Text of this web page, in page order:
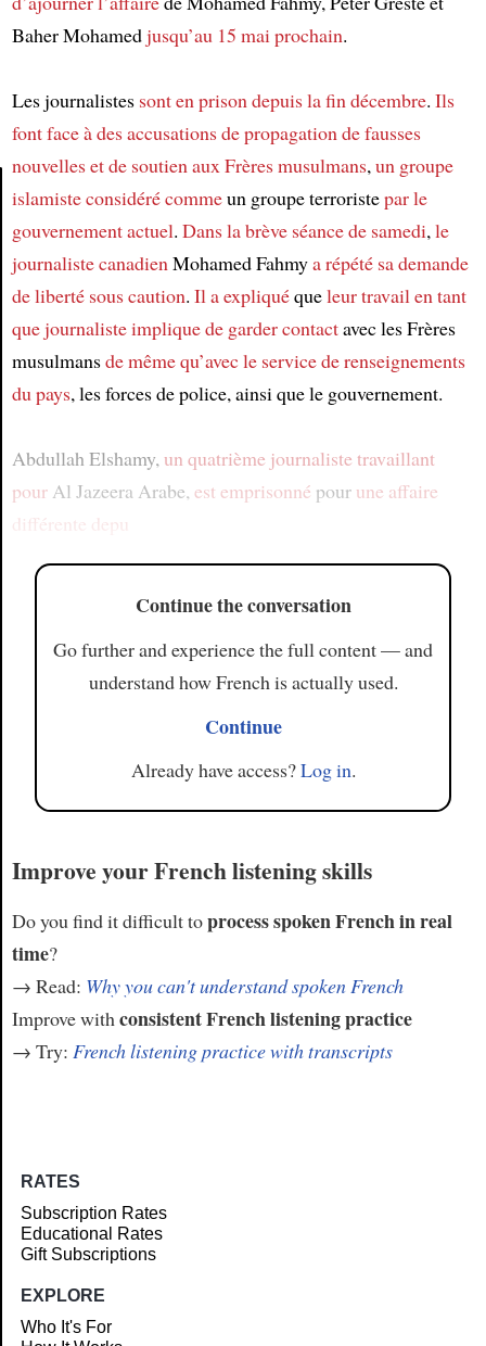
Article
Baher Mohamedjusqu’au 15 mai prochain.
Les journalistes sont en prisondepuis la fin décembre. Ils
font face à des accusationsde propagationde fausses
nouvelleset de soutienaux Frères musulmans,un groupe
islamisteconsidéré commeun groupe terroristepar le
gouvernement actuel. Dans la brève séance de samedi,le
journaliste canadienMohamed Fahmya répété sa demande
de liberté sous caution. Il a expliquéqueleur travail en tant
que journalisteimpliquede garder contactavec les Frères
musulmansde même qu’avecle service de renseignements
du pays, les forces de police, ainsi que le gouvernement.
Abdullah Elshamy,un quatrième journalistetravaillant
pourAl Jazeera Arabe, est emprisonné pour une affaire
différente depu
Continue the conversation
Go further and experience the full content — and
understand how French is actually used.
Continue
Already have access?Log in.
Improve your French listening skills
Do you find it difficult toprocess spoken French in real
time?
→ Read: Why you can't understand spoken French
Improve with consistent French listening practice
→ Try: French listening practice with transcripts
RATES
Subscription Rates
Educational Rates
Gift Subscriptions
EXPLORE
Who It's For